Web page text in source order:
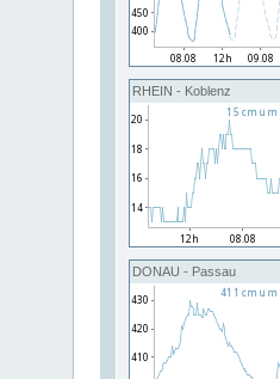
RHEIN - Koblenz
DONAU - Passau